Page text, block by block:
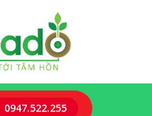
0947.522.255